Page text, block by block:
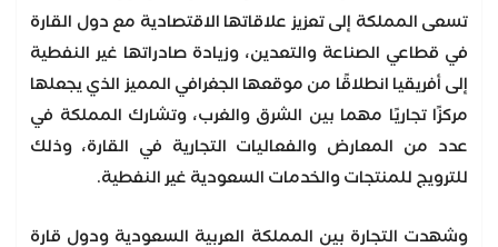
تسعى المملكة إلى تعزيز علاقاتها الاقتصادية مع دول القارة
في قطاعي الصناعة والتعدين، وزيادة صادراتها غير النفطية
إلى أفريقيا انطلاقًا من موقعها الجغرافي المميز الذي يجعلها
مركزًا تجاريًا مهما بين الشرق والغرب، وتشارك المملكة في
عدد من المعارض والفعاليات التجارية في القارة، وذلك
للترويج للمنتجات والخدمات السعودية غير النفطية.
وشهدت التجارة بين المملكة العربية السعودية ودول قارة